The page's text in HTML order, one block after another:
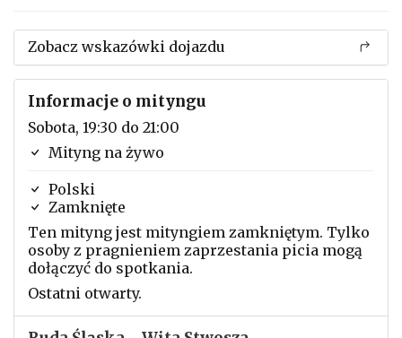
Zobacz wskazówki dojazdu
Informacje o mityngu
Sobota, 19:30 do 21:00
Mityng na żywo
Polski
Zamknięte
Ten mityng jest mityngiem zamkniętym. Tylko
osoby z pragnieniem zaprzestania picia mogą
dołączyć do spotkania.
Ostatni otwarty.